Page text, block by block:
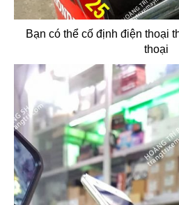
Bạn có thể cố định điện thoại
thoại